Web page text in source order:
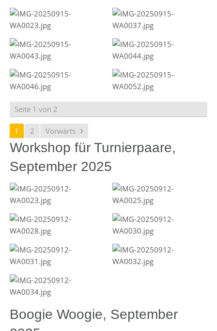
Seite 1 von 2
1 2 Vorwärts
Workshop für Turnierpaare,
September 2025
Boogie Woogie, September